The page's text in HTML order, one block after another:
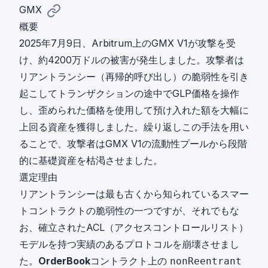
GMX
概要
2025年7月9日、Arbitrum上のGMX V1が攻撃を受
け、約4200万ドルの被害が発生しました。攻撃者は
リアントランシー（再帰的呼び出し）の脆弱性を引き
起こしてトランザクションの途中でGLP価格を操作
し、歪められた価格を使用して預け入れた額を大幅に
上回る資産を獲得しました。繰り返しこの手法を用い
ることで、攻撃者はGMX V1の流動性プールから段階
的に基礎資産を枯渇させました。
選定理由
リアントランシーは最も古くから知られているスマー
トコントラクトの脆弱性の一つですが、それでもな
お、確立されたACL（アクセスコントロールリスト）
モデルを持つ実績のあるプロトコルを崩壊させまし
た。 OrderBookコントラクト上の nonReentrant